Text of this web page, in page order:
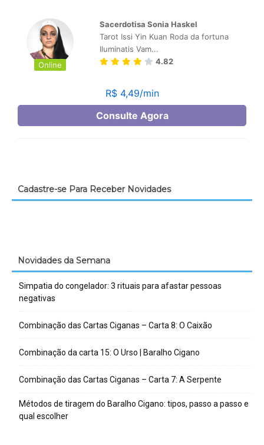
Cadastre-se Para Receber Novidades
Novidades da Semana
Simpatia do congelador: 3 rituais para afastar pessoas
negativas
Combinação das Cartas Ciganas – Carta 8: O Caixão
Combinação da carta 15: O Urso | Baralho Cigano
Combinação das Cartas Ciganas – Carta 7: A Serpente
Métodos de tiragem do Baralho Cigano: tipos, passo a passo e
qual escolher